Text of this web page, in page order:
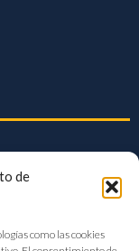
de
como las cookies